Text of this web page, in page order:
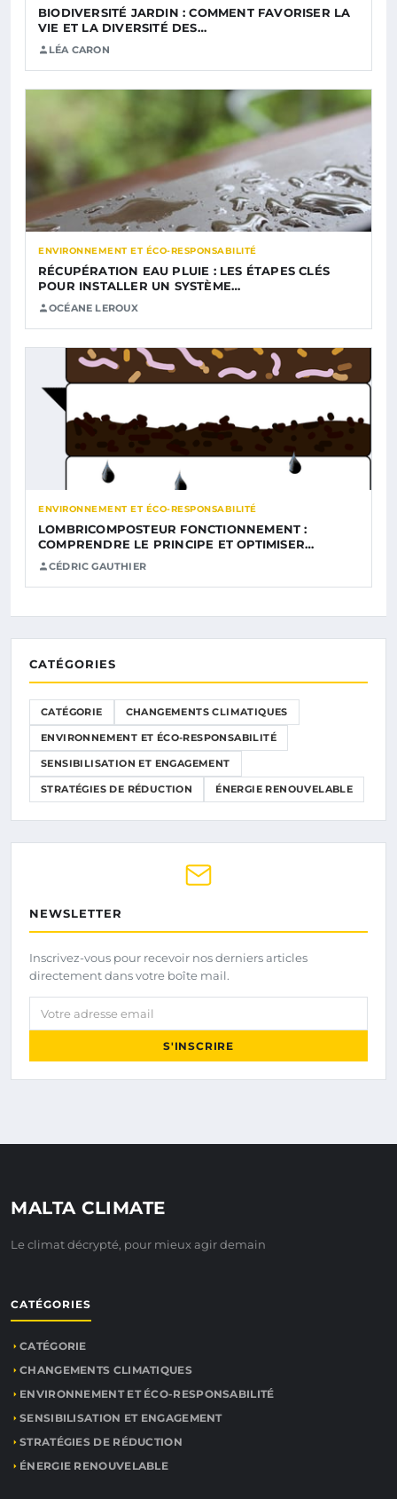
BIODIVERSITÉ JARDIN : COMMENT FAVORISER LA
VIE ET LA DIVERSITÉ DES…
LÉA CARON
ENVIRONNEMENT ET ÉCO-RESPONSABILITÉ
RÉCUPÉRATION EAU PLUIE : LES ÉTAPES CLÉS
POUR INSTALLER UN SYSTÈME…
OCÉANE LEROUX
ENVIRONNEMENT ET ÉCO-RESPONSABILITÉ
LOMBRICOMPOSTEUR FONCTIONNEMENT :
COMPRENDRE LE PRINCIPE ET OPTIMISER…
CÉDRIC GAUTHIER
CATÉGORIES
CATÉGORIE CHANGEMENTS CLIMATIQUES
ENVIRONNEMENT ET ÉCO-RESPONSABILITÉ
SENSIBILISATION ET ENGAGEMENT
STRATÉGIES DE RÉDUCTION ÉNERGIE RENOUVELABLE
NEWSLETTER
Inscrivez-vous pour recevoir nos derniers articles
directement dans votre boîte mail.
Votre adresse email
S'INSCRIRE
MALTA CLIMATE
Le climat décrypté, pour mieux agir demain
CATÉGORIES
CATÉGORIE
CHANGEMENTS CLIMATIQUES
ENVIRONNEMENT ET ÉCO-RESPONSABILITÉ
SENSIBILISATION ET ENGAGEMENT
STRATÉGIES DE RÉDUCTION
ÉNERGIE RENOUVELABLE